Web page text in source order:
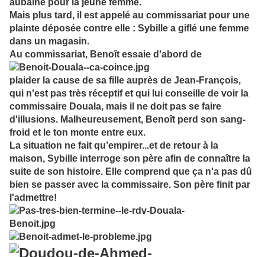
aubaine pour la jeune femme.
Mais plus tard, il est appelé au commissariat pour une
plainte déposée contre elle : Sybille a giflé une femme
dans un magasin.
Au commissariat, Benoît essaie d'abord de
plaider la cause de sa fille auprès de Jean-François,
qui n'est pas très réceptif et qui lui conseille de voir la
commissaire Douala, mais il ne doit pas se faire
d'illusions. Malheureusement, Benoît perd son sang-
froid et le ton monte entre eux.
La situation ne fait qu’empirer...et de retour à la
maison, Sybille interroge son père afin de connaître la
suite de son histoire. Elle comprend que ça n'a pas dû
bien se passer avec la commissaire. Son père finit par
l'admettre!